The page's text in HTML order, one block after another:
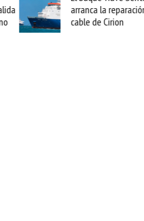
arranca la reparación del
cable de Cirion